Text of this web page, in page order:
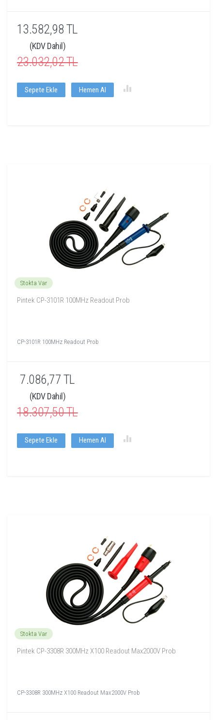
13.582,98 TL
(KDV Dahil)
23.032,02 TL
Sepete Ekle Hemen Al
Stokta Var
Pintek CP-3101R 100MHz Readout Prob
CP-3101R 100MHz Readout Prob
7.086,77 TL
(KDV Dahil)
18.307,50 TL
Sepete Ekle Hemen Al
Stokta Var
Pintek CP-3308R 300MHz X100 Readout Max2000V Prob
CP-3308R 300MHz X100 Readout Max2000V Prob